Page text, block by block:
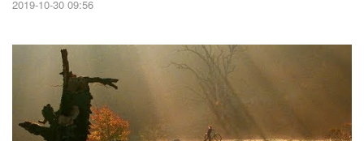
2019-10-30 09:56